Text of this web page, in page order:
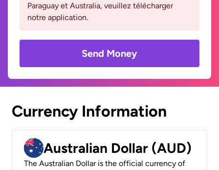
Paraguay et Australia, veuillez télécharger
notre application.
Send Money
Currency Information
Australian Dollar (AUD)
The Australian Dollar is the official currency of